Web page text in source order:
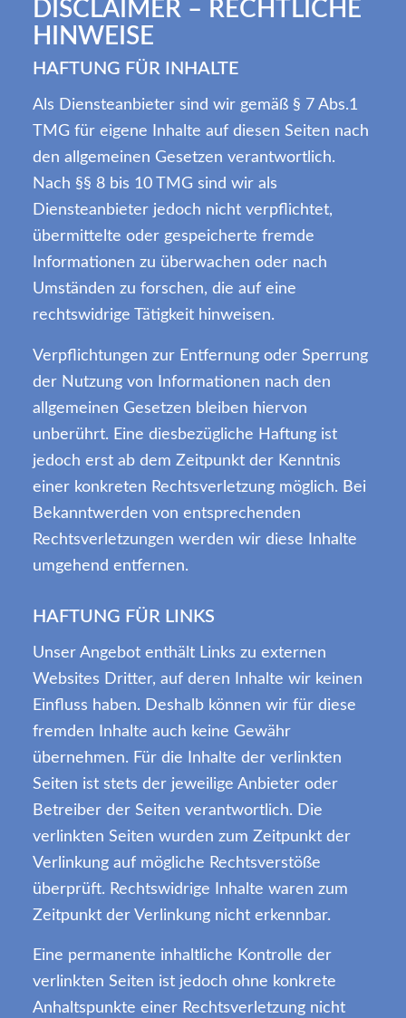
DISCLAIMER – RECHTLICHE
HINWEISE
HAFTUNG FÜR INHALTE
Als Diensteanbieter sind wir gemäß § 7 Abs.1
TMG für eigene Inhalte auf diesen Seiten nach
den allgemeinen Gesetzen verantwortlich.
Nach §§ 8 bis 10 TMG sind wir als
Diensteanbieter jedoch nicht verpflichtet,
übermittelte oder gespeicherte fremde
Informationen zu überwachen oder nach
Umständen zu forschen, die auf eine
rechtswidrige Tätigkeit hinweisen.
Verpflichtungen zur Entfernung oder Sperrung
der Nutzung von Informationen nach den
allgemeinen Gesetzen bleiben hiervon
unberührt. Eine diesbezügliche Haftung ist
jedoch erst ab dem Zeitpunkt der Kenntnis
einer konkreten Rechtsverletzung möglich. Bei
Bekanntwerden von entsprechenden
Rechtsverletzungen werden wir diese Inhalte
umgehend entfernen.
HAFTUNG FÜR LINKS
Unser Angebot enthält Links zu externen
Websites Dritter, auf deren Inhalte wir keinen
Einfluss haben. Deshalb können wir für diese
fremden Inhalte auch keine Gewähr
übernehmen. Für die Inhalte der verlinkten
Seiten ist stets der jeweilige Anbieter oder
Betreiber der Seiten verantwortlich. Die
verlinkten Seiten wurden zum Zeitpunkt der
Verlinkung auf mögliche Rechtsverstöße
überprüft. Rechtswidrige Inhalte waren zum
Zeitpunkt der Verlinkung nicht erkennbar.
Eine permanente inhaltliche Kontrolle der
verlinkten Seiten ist jedoch ohne konkrete
Anhaltspunkte einer Rechtsverletzung nicht